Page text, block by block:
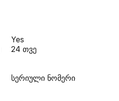
Yes
24 თვე
სერიული ნომერი